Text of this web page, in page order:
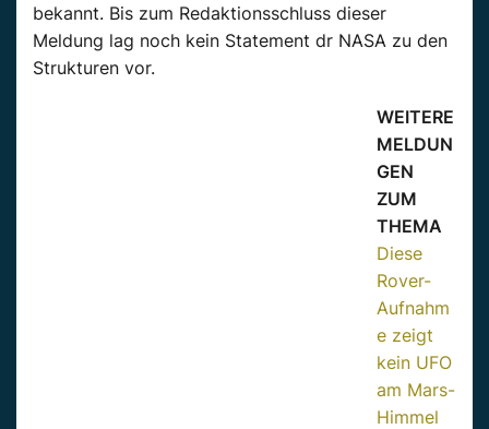
bekannt. Bis zum Redaktionsschluss dieser
Meldung lag noch kein Statement dr NASA zu den
Strukturen vor.
WEITERE
MELDUN
GEN
ZUM
THEMA
Diese
Rover-
Aufnahm
e zeigt
kein UFO
am Mars-
Himmel